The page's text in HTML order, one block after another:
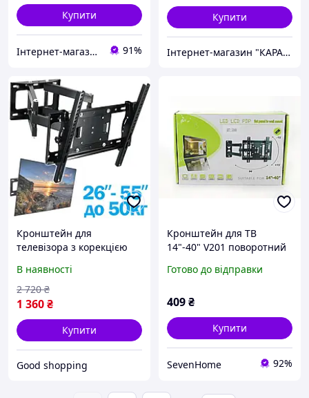
Купити
Інтернет-магазин товарів для дому "ОптМісто" 91%
Купити
Інтернет-магазин "КАРАПУЗИК"
Кронштейн для
телевізора з корекцією
Кронштейн поворотний
для телевізора 49,
Кріплення 32 дюйми,
XMU
В наявності
1 360₴
2 720 ₴
Купити
Good shopping
Кронштейн для ТВ
14"-40" V201 поворотний
телевізора, кріплення з
Готово до відправки
409₴
Купити
SevenHome 92%